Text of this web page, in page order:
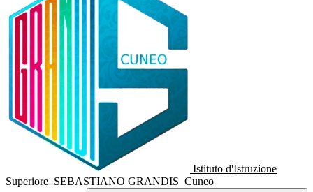
Istituto d'Istruzione
Superiore SEBASTIANO GRANDIS Cuneo